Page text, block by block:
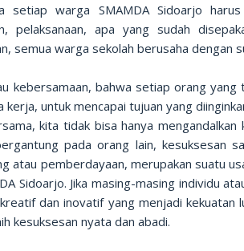
setiap warga SMAMDA Sidoarjo
pelaksanaan, apa yang sudah
semua warga sekolah berusaha dengan
kebersamaan, bahwa setiap orang
kerja, untuk mencapai tujuan yang
kita tidak bisa hanya
pada orang lain, kesuksesan
atau pemberdayaan, merupakan suatu
Sidoarjo. Jika masing-masing individu
dan inovatif yang menjadi kekuatan
kesuksesan nyata dan abadi.